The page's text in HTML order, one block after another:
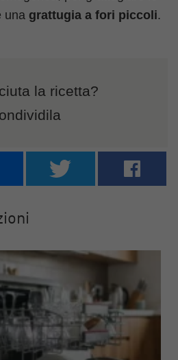
una grattugia a fori piccoli.
la ricetta?